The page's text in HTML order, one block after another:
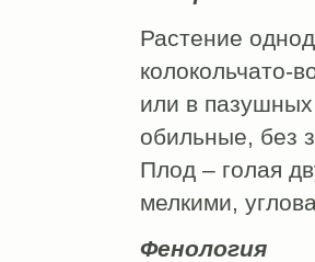
Растение
колокольчато-
или в пазушных
обильные, без
Плод – голая
мелкими,
Фенология